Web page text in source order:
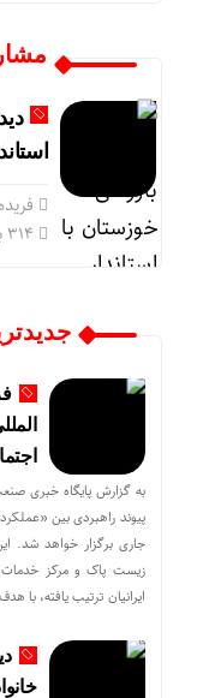
به گزارش پایگاه خبری
جاری برگزار خواهد شد.
زیست پاک و مرکز خدمات
ایرانیان ترتیب یافته، با